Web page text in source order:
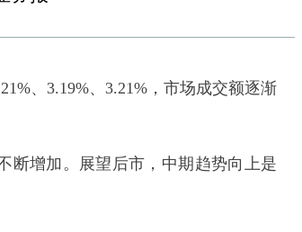
、3.19%、3.21%，市场成交额逐渐
增加。展望后市，中期趋势向上是